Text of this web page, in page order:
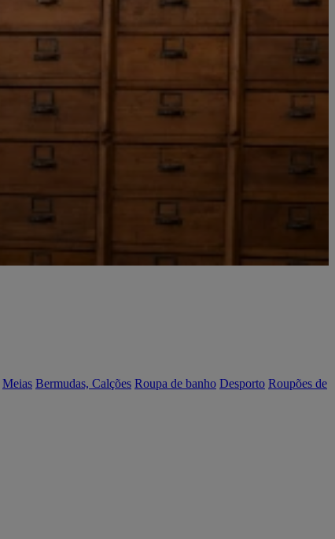
Meias Bermudas, Calções Roupa de banho Desporto Roupões de